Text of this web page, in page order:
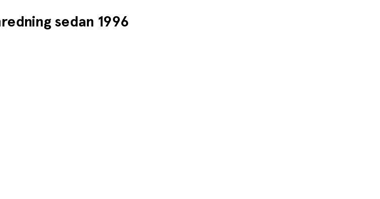
sedan 1996